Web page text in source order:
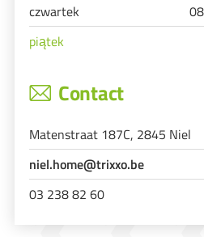
czwartek
piątek
Contact
Matenstraat 187C, 2845 Niel
niel.home@trixxo.be
03 238 82 60